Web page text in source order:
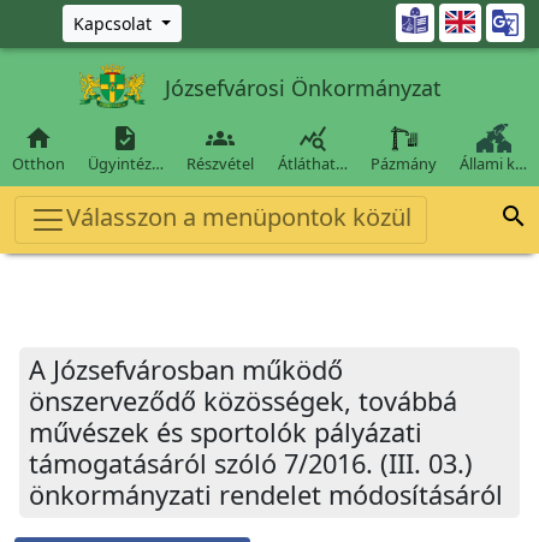
Ugrás a fő tartalomra
Kapcsolat 
Józsefvárosi Önkormányzat

Otthon

Ügyintéz…

Részvétel

Átláthat… Pázmány Állami k…
Válasszon a menüpontok közül 
A Józsefvárosban működő
önszerveződő közösségek, továbbá
művészek és sportolók pályázati
támogatásáról szóló 7/2016. (III. 03.)
önkormányzati rendelet módosításáról